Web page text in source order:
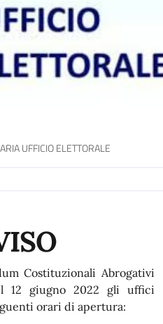
UFFICIO ELETTORALE
Costituzionali Abrogativi
12 giugno 2022 gli uffici
orari di apertura: